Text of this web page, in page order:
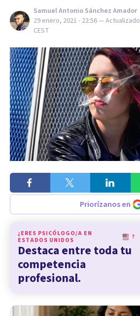
Samuel Antonio Sánchez Amador
29 enero, 2021 - 22:56— Actualizado
CEST
Priorízanos en
¿ERES PSICÓLOGO/A EN
ESTADOS UNIDOS
?
Destaca entre toda tu
competencia
profesional.